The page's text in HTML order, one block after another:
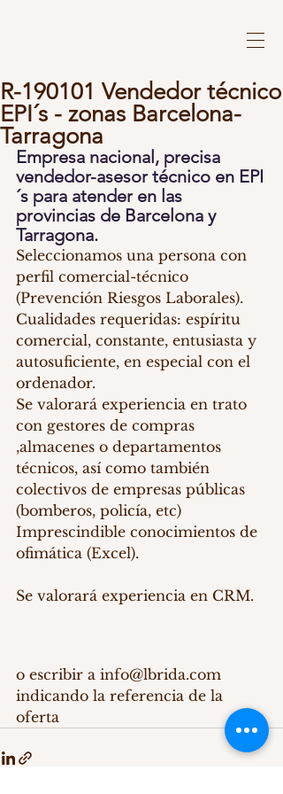
R-190101 Vendedor técnico
EPI´s - zonas Barcelona-
Tarragona
Empresa nacional, precisa
vendedor-asesor técnico en EPI
´s para atender en las
provincias de Barcelona y
Tarragona.
Seleccionamos una persona con
perfil comercial-técnico
(Prevención Riesgos Laborales).
Cualidades requeridas: espíritu
comercial, constante, entusiasta y
autosuficiente, en especial con el
ordenador.
Se valorará experiencia en trato
con gestores de compras
,almacenes o departamentos
técnicos, así como también
colectivos de empresas públicas
(bomberos, policía, etc)
Imprescindible conocimientos de
ofimática (Excel).
Se valorará experiencia en CRM.
o escribir a info@lbrida.com
indicando la referencia de la
oferta